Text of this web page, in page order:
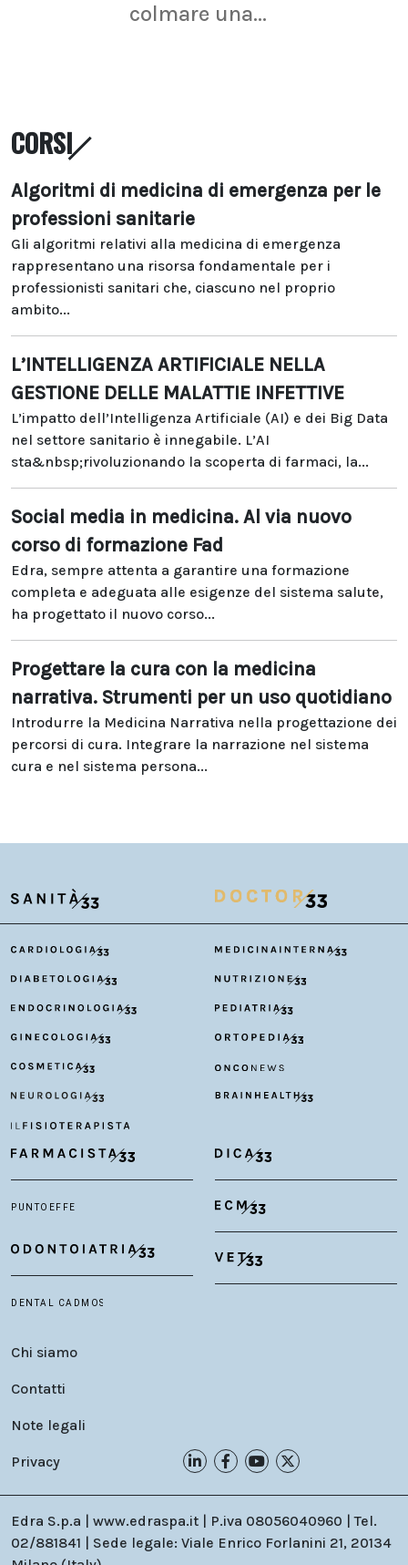
colmare una...
CORSI
Algoritmi di medicina di emergenza per le
professioni sanitarie
Gli algoritmi relativi alla medicina di emergenza
rappresentano una risorsa fondamentale per i
professionisti sanitari che, ciascuno nel proprio
ambito...
L’INTELLIGENZA ARTIFICIALE NELLA
GESTIONE DELLE MALATTIE INFETTIVE
L’impatto dell’Intelligenza Artificiale (AI) e dei Big Data
nel settore sanitario è innegabile. L’AI
sta&nbsp;rivoluzionando la scoperta di farmaci, la...
Social media in medicina. Al via nuovo
corso di formazione Fad
Edra, sempre attenta a garantire una formazione
completa e adeguata alle esigenze del sistema salute,
ha progettato il nuovo corso...
Progettare la cura con la medicina
narrativa. Strumenti per un uso quotidiano
Introdurre la Medicina Narrativa nella progettazione dei
percorsi di cura. Integrare la narrazione nel sistema
cura e nel sistema persona...
Chi siamo
Contatti
Note legali
Privacy
Edra S.p.a | www.edraspa.it | P.iva 08056040960 | Tel.
02/881841 | Sede legale: Viale Enrico Forlanini 21, 20134